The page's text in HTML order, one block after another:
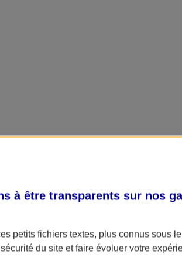
à être transparents sur nos
petits fichiers textes, plus connus sous
du site et faire évoluer votre